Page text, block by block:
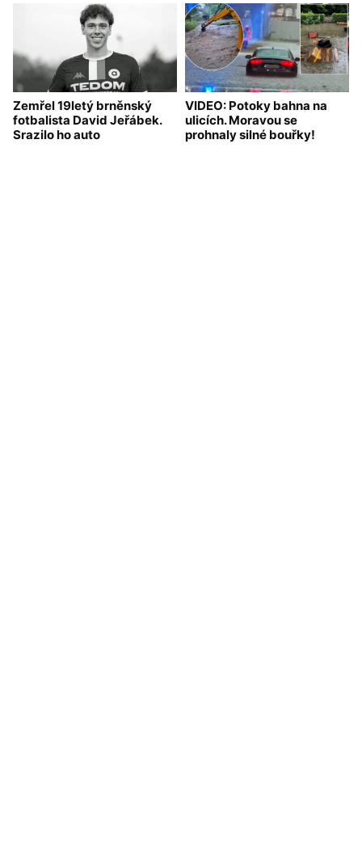
Zemřel 19letý brněnský
fotbalista David Jeřábek.
Srazilo ho auto
VIDEO: Potoky bahna na
ulicích. Moravou se
prohnaly silné bouřky!